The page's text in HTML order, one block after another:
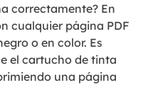
correctamente? En
cualquier página PDF
o en color. Es
el cartucho de tinta
una página